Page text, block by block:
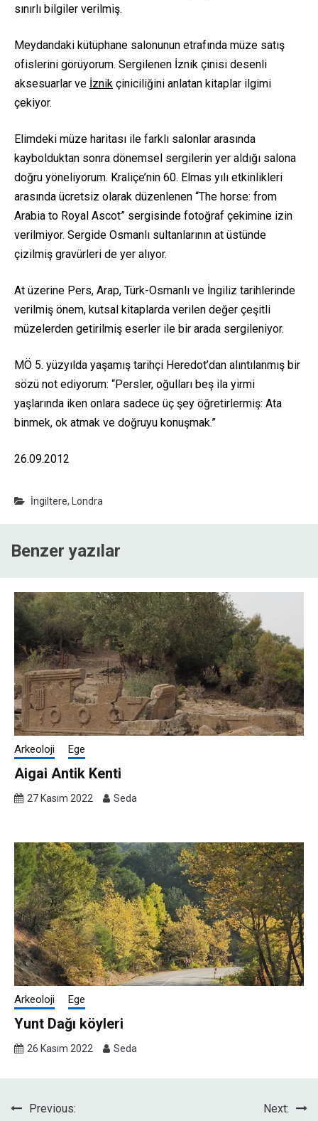
sınırlı bilgiler verilmiş.
Meydandaki kütüphane salonunun etrafında müze satış
ofislerini görüyorum. Sergilenen İznik çinisi desenli
aksesuarlar ve İznik çiniciliğini anlatan kitaplar ilgimi
çekiyor.
Elimdeki müze haritası ile farklı salonlar arasında
kaybolduktan sonra dönemsel sergilerin yer aldığı salona
doğru yöneliyorum. Kraliçe’nin 60. Elmas yılı etkinlikleri
arasında ücretsiz olarak düzenlenen “The horse: from
Arabia to Royal Ascot” sergisinde fotoğraf çekimine izin
verilmiyor. Sergide Osmanlı sultanlarının at üstünde
çizilmiş gravürleri de yer alıyor.
At üzerine Pers, Arap, Türk-Osmanlı ve İngiliz tarihlerinde
verilmiş önem, kutsal kitaplarda verilen değer çeşitli
müzelerden getirilmiş eserler ile bir arada sergileniyor.
MÖ 5. yüzyılda yaşamış tarihçi Heredot’dan alıntılanmış bir
sözü not ediyorum: “Persler, oğulları beş ila yirmi
yaşlarında iken onlara sadece üç şey öğretirlermiş: Ata
binmek, ok atmak ve doğruyu konuşmak.”
26.09.2012
İngiltere, Londra
Benzer yazılar
Arkeoloji Ege
Aigai Antik Kenti
27 Kasım 2022 Seda
Arkeoloji Ege
Yunt Dağı köyleri
26 Kasım 2022 Seda
YazıPrevious:
Next: